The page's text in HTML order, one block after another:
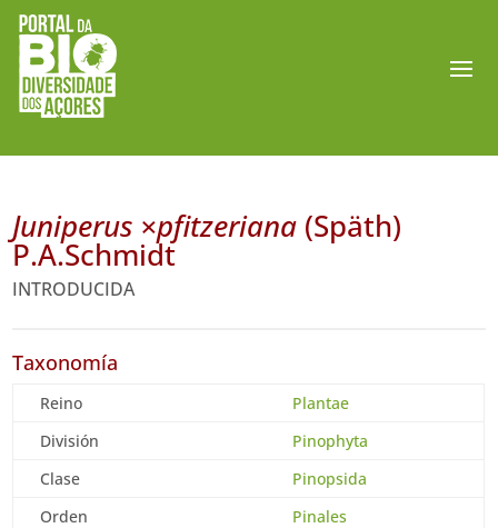
Juniperus ×pfitzeriana (Späth)
P.A.Schmidt
INTRODUCIDA
Taxonomía
Reino
Plantae
División
Pinophyta
Clase
Pinopsida
Orden
Pinales